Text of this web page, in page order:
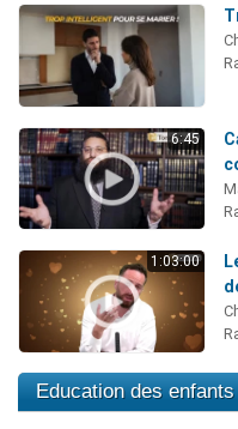
6:45
1:03:00
Education des enfants